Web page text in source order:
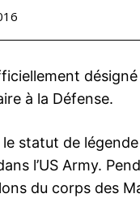
à la Défense.
statut de
l’US Army.
du corps des